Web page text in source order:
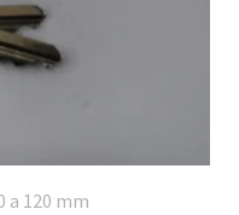
a 120 mm